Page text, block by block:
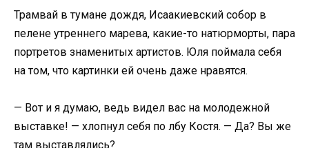
Трамвай в тумане дождя, Исаакиевский собор в
пелене утреннего марева, какие-то натюрморты, пара
портретов знаменитых артистов. Юля поймала себя
на том, что картинки ей очень даже нравятся.
— Вот и я думаю, ведь видел вас на молодежной
выставке! — хлопнул себя по лбу Костя. — Да? Вы же
там выставлялись?